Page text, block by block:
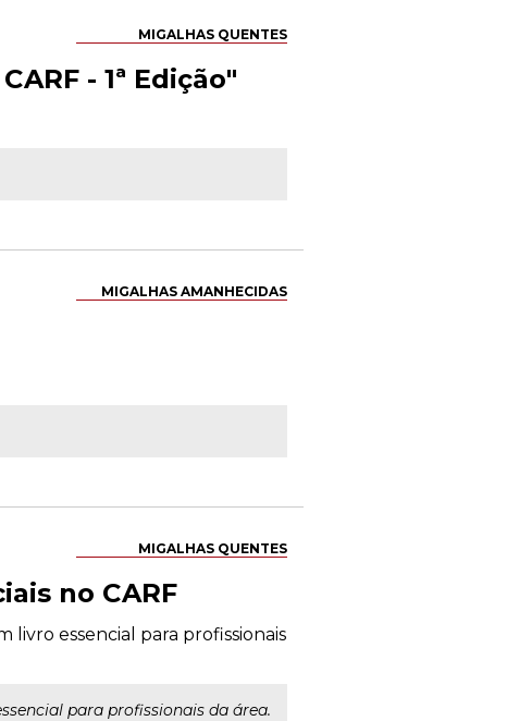
MIGALHAS QUENTES
- 1ª Edição"
MIGALHAS AMANHECIDAS
MIGALHAS QUENTES
no CARF
essencial para profissionais
para profissionais da área.